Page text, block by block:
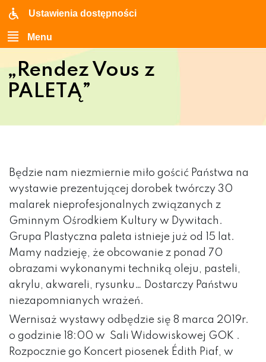
Ustawienia dostępności
Menu
„Rendez Vous z
PALETĄ”
Będzie nam niezmiernie miło gościć Państwa na
wystawie prezentującej dorobek twórczy 30
malarek nieprofesjonalnych związanych z
Gminnym Ośrodkiem Kultury w Dywitach.
Grupa Plastyczna paleta istnieje już od 15 lat.
Mamy nadzieję, że obcowanie z ponad 70
obrazami wykonanymi techniką oleju, pasteli,
akrylu, akwareli, rysunku… Dostarczy Państwu
niezapomnianych wrażeń.
Wernisaż wystawy odbędzie się 8 marca 2019r.
o godzinie 18:00 w Sali Widowiskowej GOK .
Rozpocznie go Koncert piosenek Édith Piaf, w